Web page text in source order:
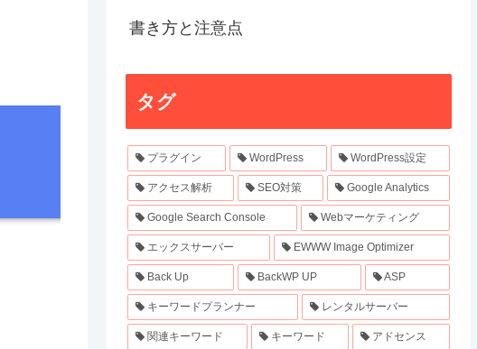
書き方と注意点
タグ
プラグイン WordPress WordPress設定
アクセス解析 SEO対策 Google Analytics
Google Search Console Webマーケティング
エックスサーバー EWWW Image Optimizer
Back Up BackWP UP ASP
キーワードプランナー レンタルサーバー
関連キーワード キーワード アドセンス